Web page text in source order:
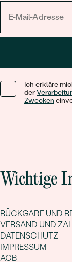
Ich erkläre
der
Zwecken
Wichtige
RÜCKGABE UND
VERSAND UND
DATENSCHUTZ
IMPRESSUM
AGB